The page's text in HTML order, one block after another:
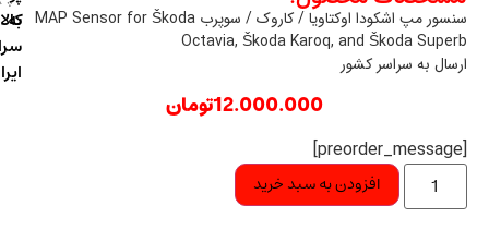
سنسور مپ اشکودا اوکتاویا / کاروک / سوپرب MAP Sensor for Škoda
Octavia, Škoda Karoq, and Škoda
به سراسر کشور
12.000.000تومان
افزودن به سبد خرید
به
سراسر
کالا